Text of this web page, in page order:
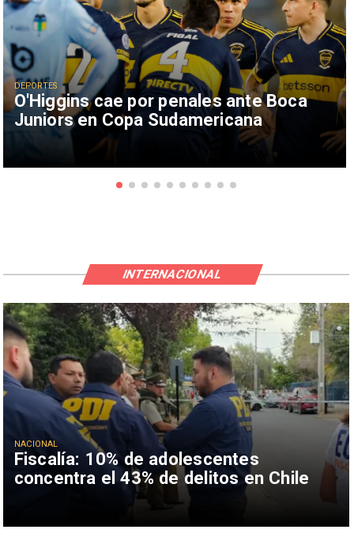
O'Higgins cae por penales ante Boca
Juniors en Copa Sudamericana
DEPORTES
Fiscalía: 10% de adolescentes
concentra el 43% de delitos en Chile
NACIONAL
INTERNACIONAL